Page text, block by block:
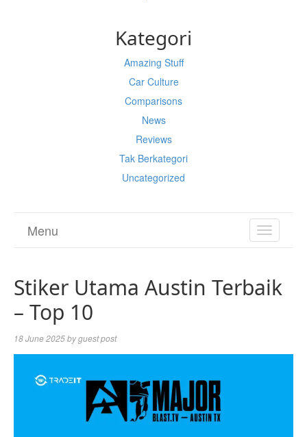
Kategori
Amazing Stuff
Car Culture
Comparisons
News
Reviews
Tak Berkategori
Uncategorized
TOGGLE
Menu
Stiker Utama Austin Terbaik
– Top 10
18 June 2025byguest post